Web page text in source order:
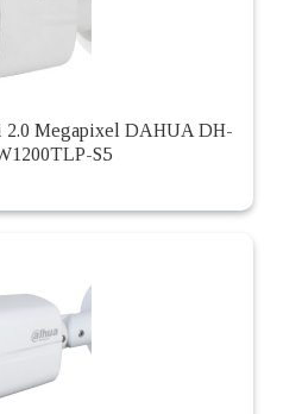
2.0 Megapixel DAHUA DH-
S5